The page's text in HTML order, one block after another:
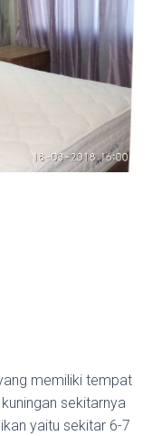
memiliki tempat
sekitarnya
yaitu sekitar 6-7